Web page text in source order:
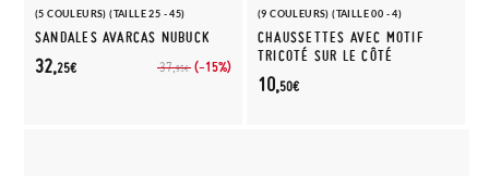
(5 COULEURS) (TAILLE 25 - 45)
SANDALES AVARCAS NUBUCK
37,95€ (-15%)
32,25€
(9 COULEURS) (TAILLE 00 - 4)
CHAUSSETTES AVEC MOTIF
TRICOTÉ SUR LE CÔTÉ
10,50€